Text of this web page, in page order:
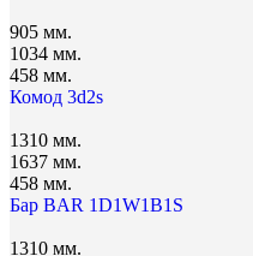
905 мм.
1034 мм.
458 мм.
Комод 3d2s
1310 мм.
1637 мм.
458 мм.
Бар BAR 1D1W1B1S
1310 мм.